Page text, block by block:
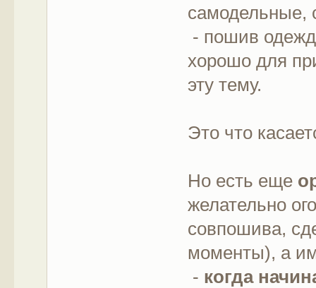
самодельные,
- пошив
хорошо для
эту тему.
Это что
Но есть еще
желательно
совпошива,
моменты), а
- когда